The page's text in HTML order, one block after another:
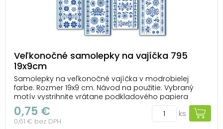
Veľkonočné samolepky na vajíčka 795
19x9cm
Samolepky na veľkonočné vajíčka v modrobielej
farbe. Rozmer 19x9 cm. Návod na použitie: Vybraný
motív vystrihnite vrátane podkladového papiera
a krycej fólie. Odstráňte podkladový papier a zvoľte
miesto pre obrázok. Použite čisté, odmastené a suché
vajce. Pomocou krycej fólie opatrne ...
0,75 €
0,61 € bez DPH
ks